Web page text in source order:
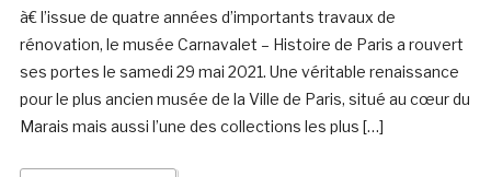
à€ l’issue de quatre années d’importants travaux de
rénovation, le musée Carnavalet – Histoire de Paris a rouvert
ses portes le samedi 29 mai 2021. Une véritable renaissance
pour le plus ancien musée de la Ville de Paris, situé au cœur du
Marais mais aussi l’une des collections les plus […]